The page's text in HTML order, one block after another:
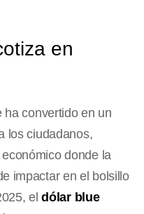
en
convertido en un
los ciudadanos,
donde la
impactar en el bolsillo
eldólar blue